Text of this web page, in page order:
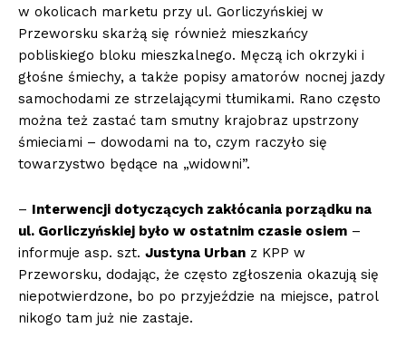
w okolicach marketu przy ul. Gorliczyńskiej w
Przeworsku skarżą się również mieszkańcy
pobliskiego bloku mieszkalnego. Męczą ich okrzyki i
głośne śmiechy, a także popisy amatorów nocnej jazdy
samochodami ze strzelającymi tłumikami. Rano często
można też zastać tam smutny krajobraz upstrzony
śmieciami – dowodami na to, czym raczyło się
towarzystwo będące na „widowni”.
– Interwencji dotyczących zakłócania porządku na
ul. Gorliczyńskiej było w ostatnim czasie osiem –
informuje asp. szt. Justyna Urban z KPP w
Przeworsku, dodając, że często zgłoszenia okazują się
niepotwierdzone, bo po przyjeździe na miejsce, patrol
nikogo tam już nie zastaje.